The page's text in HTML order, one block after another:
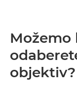
Možemo
objektiv?